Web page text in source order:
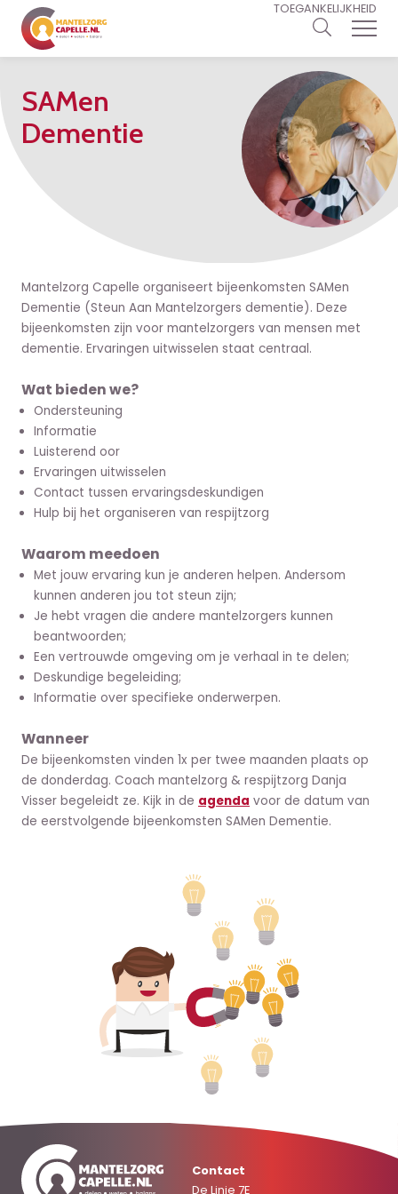
TOEGANKELIJKHEID
SAMen
Dementie
Mantelzorg Capelle organiseert bijeenkomsten SAMen
Dementie (Steun Aan Mantelzorgers dementie). Deze
bijeenkomsten zijn voor mantelzorgers van mensen met
dementie. Ervaringen uitwisselen staat centraal.
Wat bieden we?
Ondersteuning
Informatie
Luisterend oor
Ervaringen uitwisselen
Contact tussen ervaringsdeskundigen
Hulp bij het organiseren van respijtzorg
Waarom meedoen
Met jouw ervaring kun je anderen helpen. Andersom
kunnen anderen jou tot steun zijn;
Je hebt vragen die andere mantelzorgers kunnen
beantwoorden;
Een vertrouwde omgeving om je verhaal in te delen;
Deskundige begeleiding;
Informatie over specifieke onderwerpen.
Wanneer
De bijeenkomsten vinden 1x per twee maanden plaats op
de donderdag. Coach mantelzorg & respijtzorg Danja
Visser begeleidt ze. Kijk in de agenda voor de datum van
de eerstvolgende bijeenkomsten SAMen Dementie.
Contact
De Linie 7E